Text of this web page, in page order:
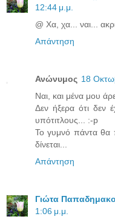
12:44 μ.μ.
@ Χα, χα... ναι...
Απάντηση
Ανώνυμος 18
Ναι, και μένα μου
Δεν ήξερα ότι δεν
υπότιτλους... :-p
Το γυμνό πάντα θα
δίνεται...
Απάντηση
Γιώτα
1:06 μ.μ.